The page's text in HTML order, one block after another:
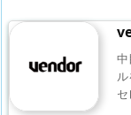
中
ル
セ